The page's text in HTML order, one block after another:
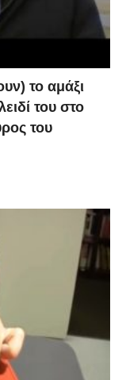
το αμάξι
του στο
του